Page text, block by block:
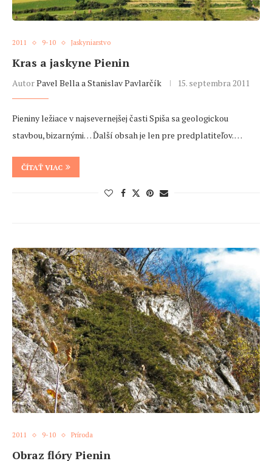
2011 9-10 Jaskyniarstvo
Kras a jaskyne Pienin
AutorPavel Bella a Stanislav Pavlarčík 15. septembra 2011
Pieniny ležiace v najsevernejšej časti Spiša sa geologickou
stavbou, bizarnými… Ďalší obsah je len pre predplatiteľov. …
ČÍTAŤ VIAC
2011 9-10 Príroda
Obraz flóry Pienin